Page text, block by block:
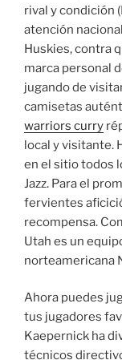
rival y condición
atención
Huskies, contra
marca personal
jugando de
camisetas
warriors curry
local y visitante.
en el sitio todos
Jazz. Para el
fervientes
recompensa.
Utah es un
norteamericana
Ahora puedes
tus jugadores
Kaepernick ha
técnicos